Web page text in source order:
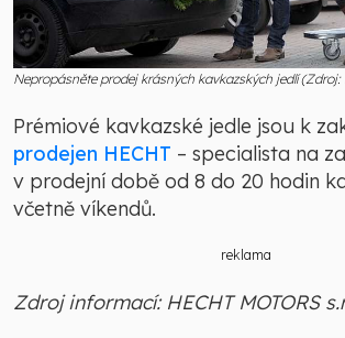
Nepropásněte prodej krásných kavkazských jedlí (Zdroj:
Prémiové kavkazské jedle jsou k
prodejen HECHT – specialista na
v prodejní době od 8 do 20 hodin
včetně víkendů.
reklama
Zdroj informací: HECHT MOTORS